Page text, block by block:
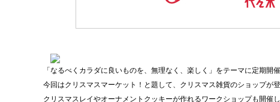
「なるべくカラダに良いものを、無理なく、楽しく」をテーマに定期開
今回はクリスマスマーケット！と題して、クリスマス雑貨のショップが登
クリスマスレイやオーナメントクッキーが作れるワークショップも開催し